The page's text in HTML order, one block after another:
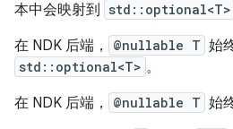
本中会映射到
std::optional<T>
在 NDK 后端，
@nullable T 始
std::optional<T> 。
在 NDK 后端，
@nullable T 始